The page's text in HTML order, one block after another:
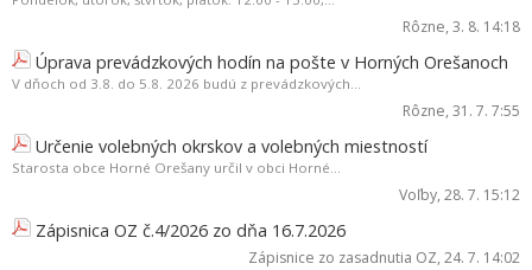
Rôzne, 3. 8. 14:18
Úprava prevádzkových hodín na pošte v Horných Orešanoch
V dňoch od 3.8. do 5.8. 2026 budú z prevádzkových...
Rôzne, 31. 7. 7:55
Určenie volebných okrskov a volebných miestností
Starosta obce Horné Orešany určil v obci Horné...
Voľby, 28. 7. 15:12
Zápisnica OZ č.4/2026 zo dňa 16.7.2026
Zápisnice zo zasadnutia OZ, 24. 7. 14:02